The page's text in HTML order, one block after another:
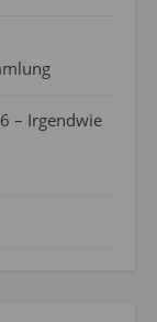
– Irgendwie